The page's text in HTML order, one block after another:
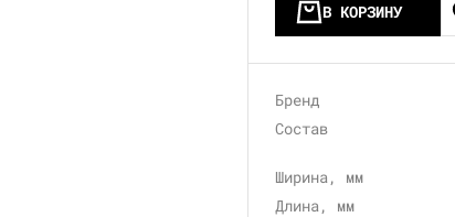
В КОРЗИНУ
Бренд
Состав
Ширина, мм
Длина, мм